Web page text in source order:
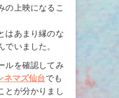
の上映になるこ
はあまり縁のな
でいました。
ルを確認してみ
ネマズ仙台でも
とが分かりまし